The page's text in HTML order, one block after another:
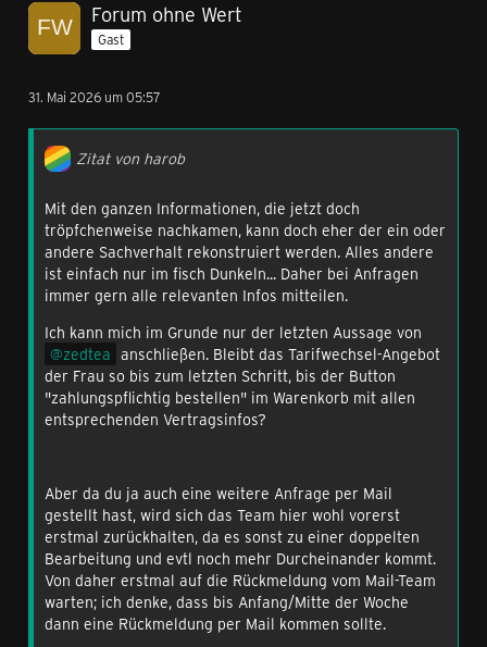
Forum ohne Wert
Gast
31. Mai 2026 um 05:57
Zitat von harob
Mit den ganzen Informationen, die jetzt doch
tröpfchenweise nachkamen, kann doch eher der ein oder
andere Sachverhalt rekonstruiert werden. Alles andere
ist einfach nur im fisch Dunkeln... Daher bei Anfragen
immer gern alle relevanten Infos mitteilen.
Ich kann mich im Grunde nur der letzten Aussage von
zedtea anschließen. Bleibt das Tarifwechsel-Angebot
der Frau so bis zum letzten Schritt, bis der Button
"zahlungspflichtig bestellen" im Warenkorb mit allen
entsprechenden Vertragsinfos?
Aber da du ja auch eine weitere Anfrage per Mail
gestellt hast, wird sich das Team hier wohl vorerst
erstmal zurückhalten, da es sonst zu einer doppelten
Bearbeitung und evtl noch mehr Durcheinander kommt.
Von daher erstmal auf die Rückmeldung vom Mail-Team
warten; ich denke, dass bis Anfang/Mitte der Woche
dann eine Rückmeldung per Mail kommen sollte.